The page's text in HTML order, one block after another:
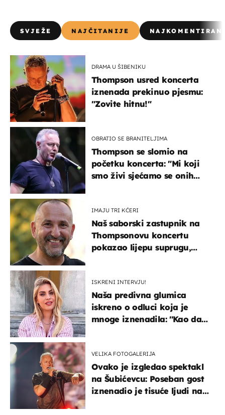
SVJEŽE NAJČITANIJE
DRAMA U ŠIBENIKU
Thompson usred koncerta
iznenada prekinuo pjesmu:
"Zovite hitnu!"
OBRATIO SE BRANITELJIMA
Thompson se slomio na
početku koncerta: "Mi koji
smo živi sjećamo se onih
IMAJU TRI KĆERI
Naš saborski zastupnik na
Thompsonovu koncertu
pokazao lijepu suprugu,
ISKRENI INTERVJU!
Naša predivna glumica
iskreno o odluci koja je
mnoge iznenadila: ''Kao da
VELIKA FOTOGALERIJA
Ovako je izgledao spektakl
na Šubićevcu: Poseban gost
iznenadio je tisuće ljudi na